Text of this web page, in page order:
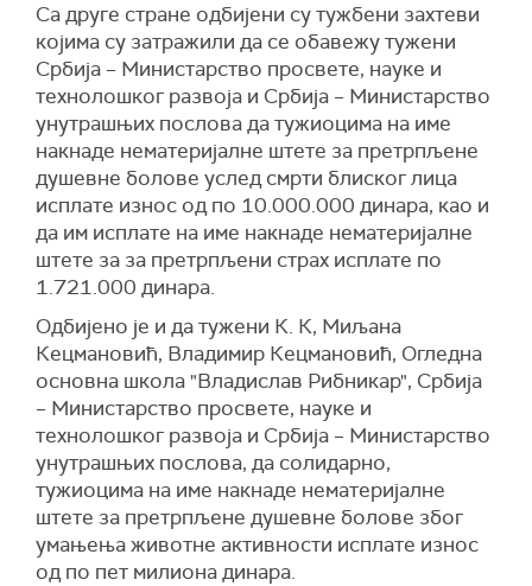
Са друге стране одбијени су тужбени захтеви
којима су затражили да се обавежу тужени
Србија – Министарство просвете, науке и
технолошког развоја и Србија – Министарство
унутрашњих послова да тужиоцима на име
накнаде нематеријалне штете за претрпљене
душевне болове услед смрти блиског лица
исплате износ од по 10.000.000 динара, као и
да им исплате на име накнаде нематеријалне
штете за за претрпљени страх исплате по
1.721.000 динара.
Одбијено је и да тужени К. К, Миљана
Кецмановић, Владимир Кецмановић, Огледна
основна школа "Владислав Рибникар", Србија
– Министарство просвете, науке и
технолошког развоја и Србија – Министарство
унутрашњих послова, да солидарно,
тужиоцима на име накнаде нематеријалне
штете за претрпљене душевне болове због
умањења животне активности исплате износ
од по пет милиона динара.